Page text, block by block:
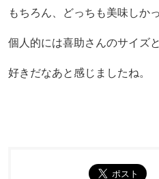
もちろん、どっちも美味しか
個人的には喜助さんのサイズ
好きだなあと感じましたね。